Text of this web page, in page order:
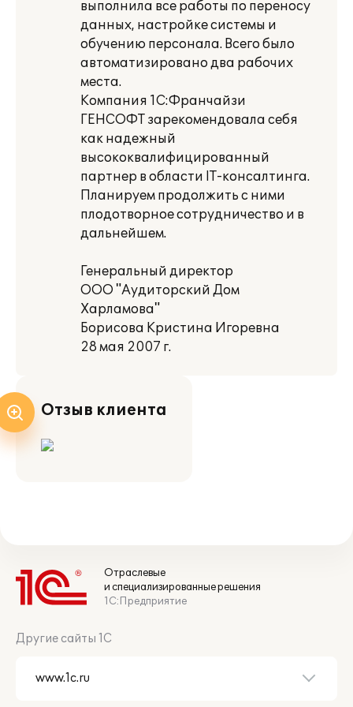
выполнила все работы по переносу
данных, настройке системы и
обучению персонала. Всего было
автоматизировано два рабочих
места.
Компания 1С:Франчайзи
ГЕНСОФТ зарекомендовала себя
как надежный
высококвалифицированный
партнер в области IT-консалтинга.
Планируем продолжить с ними
плодотворное сотрудничество и в
дальнейшем.
Генеральный директор
ООО "Аудиторский Дом
Харламова"
Борисова Кристина Игоревна
28 мая 2007 г.
Отзыв клиента
Отраслевые
и специализированные решения
1С:Предприятие
Другие сайты 1С